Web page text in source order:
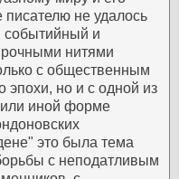
писателю не удалось
событийный и
нитями
с общественным
эпохи, но и с одной из
или иной форме
это была тема
с неподатливым